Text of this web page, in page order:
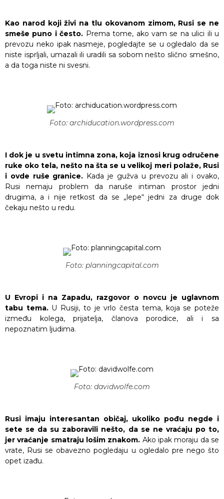
Kao narod koji živi na tlu okovanom zimom, Rusi se ne
smeše puno i često. Prema tome, ako vam se na ulici ili u
prevozu neko ipak nasmeje, pogledajte se u ogledalo da se
niste isprljali, umazali ili uradili sa sobom nešto slično smešno,
a da toga niste ni svesni.
Foto: archiducation.wordpress.com
I dok je u svetu intimna zona, koja iznosi krug odručene
ruke oko tela, nešto na šta se u velikoj meri polaže, Rusi
i ovde ruše granice. Kada je gužva u prevozu ali i ovako,
Rusi nemaju problem da naruše intiman prostor jedni
drugima, a i nije retkost da se „lepe“ jedni za druge dok
čekaju nešto u redu.
Foto: planningcapital.com
U Evropi i na Zapadu, razgovor o novcu je uglavnom
tabu tema. U Rusiji, to je vrlo česta tema, koja se poteže
između kolega, prijatelja, članova porodice, ali i sa
nepoznatim ljudima.
Foto: davidwolfe.com
Rusi imaju interesantan običaj, ukoliko pođu negde i
sete se da su zaboravili nešto, da se ne vraćaju po to,
jer vraćanje smatraju lošim znakom. Ako ipak moraju da se
vrate, Rusi se obavezno pogledaju u ogledalo pre nego što
opet izađu.